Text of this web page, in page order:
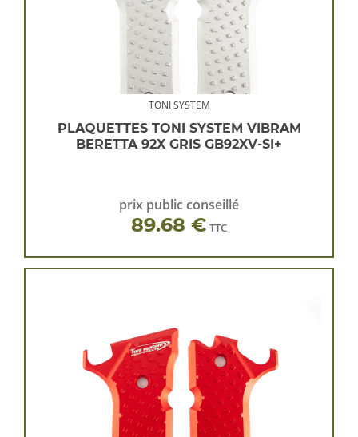
TONI SYSTEM
PLAQUETTES TONI SYSTEM VIBRAM
BERETTA 92X GRIS GB92XV-SI+
prix public conseillé
89.68 € TTC